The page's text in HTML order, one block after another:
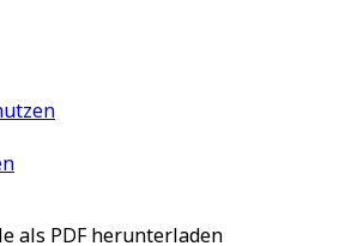
als PDF herunterladen